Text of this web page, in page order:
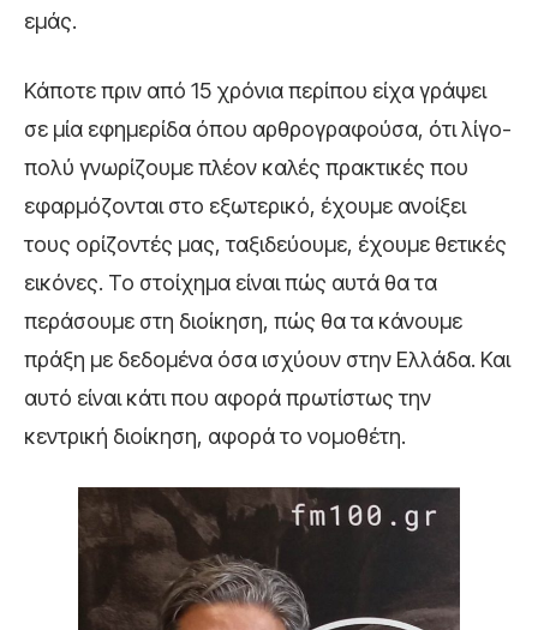
εμάς.
Κάποτε πριν από 15 χρόνια περίπου είχα γράψει
σε μία εφημερίδα όπου αρθρογραφούσα, ότι λίγο-
πολύ γνωρίζουμε πλέον καλές πρακτικές που
εφαρμόζονται στο εξωτερικό, έχουμε ανοίξει
τους ορίζοντές μας, ταξιδεύουμε, έχουμε θετικές
εικόνες. Το στοίχημα είναι πώς αυτά θα τα
περάσουμε στη διοίκηση, πώς θα τα κάνουμε
πράξη με δεδομένα όσα ισχύουν στην Ελλάδα. Και
αυτό είναι κάτι που αφορά πρωτίστως την
κεντρική διοίκηση, αφορά το νομοθέτη.